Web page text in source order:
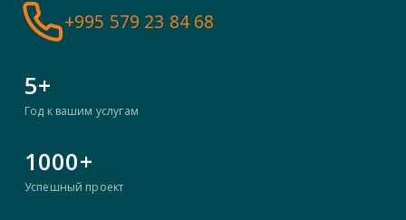
+995 579 23 84 68
5+
Год к вашим услугам
1000+
Успешный проект